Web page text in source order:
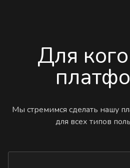
Для
Мы стремимся сделать нашу
для всех типов